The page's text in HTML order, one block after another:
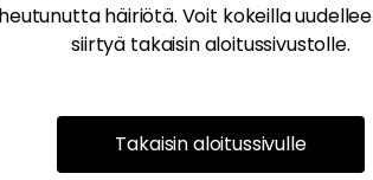
häiriötä. Voit kokeilla
siirtyä takaisin aloitussivustolle.
Takaisin aloitussivulle